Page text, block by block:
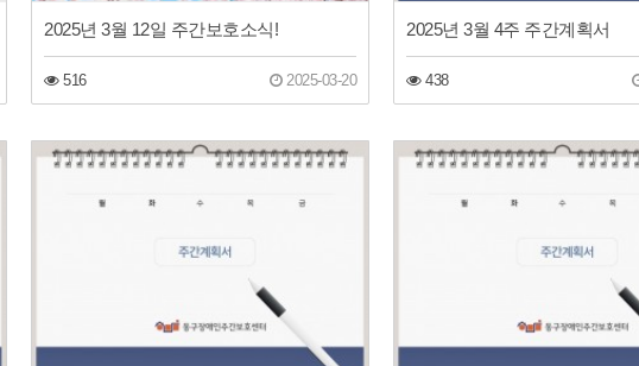
2025년 3월 12일 주간보호소식!
516 2025-03-20
2025년 3월 4주 주간계획서
438